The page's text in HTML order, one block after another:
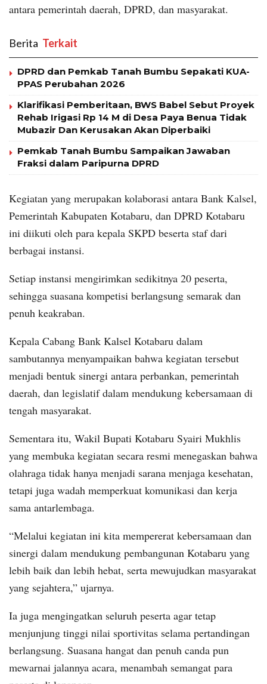
antara pemerintah daerah, DPRD, dan masyarakat.
Berita ‎ Terkait
DPRD dan Pemkab Tanah Bumbu Sepakati KUA-
PPAS Perubahan 2026
Klarifikasi Pemberitaan, BWS Babel Sebut Proyek
Rehab Irigasi Rp 14 M di Desa Paya Benua Tidak
Mubazir Dan Kerusakan Akan Diperbaiki
Pemkab Tanah Bumbu Sampaikan Jawaban
Fraksi dalam Paripurna DPRD
Kegiatan yang merupakan kolaborasi antara Bank Kalsel,
Pemerintah Kabupaten Kotabaru, dan DPRD Kotabaru
ini diikuti oleh para kepala SKPD beserta staf dari
berbagai instansi.
Setiap instansi mengirimkan sedikitnya 20 peserta,
sehingga suasana kompetisi berlangsung semarak dan
penuh keakraban.
Kepala Cabang Bank Kalsel Kotabaru dalam
sambutannya menyampaikan bahwa kegiatan tersebut
menjadi bentuk sinergi antara perbankan, pemerintah
daerah, dan legislatif dalam mendukung kebersamaan di
tengah masyarakat.
Sementara itu, Wakil Bupati Kotabaru Syairi Mukhlis
yang membuka kegiatan secara resmi menegaskan bahwa
olahraga tidak hanya menjadi sarana menjaga kesehatan,
tetapi juga wadah memperkuat komunikasi dan kerja
sama antarlembaga.
“Melalui kegiatan ini kita mempererat kebersamaan dan
sinergi dalam mendukung pembangunan Kotabaru yang
lebih baik dan lebih hebat, serta mewujudkan masyarakat
yang sejahtera,” ujarnya.
Ia juga mengingatkan seluruh peserta agar tetap
menjunjung tinggi nilai sportivitas selama pertandingan
berlangsung. Suasana hangat dan penuh canda pun
mewarnai jalannya acara, menambah semangat para